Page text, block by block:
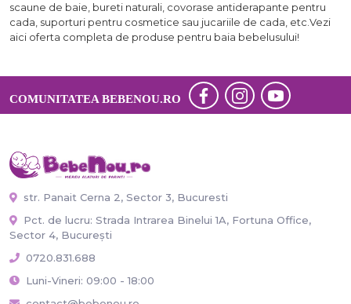
scaune de baie, bureti naturali, covorase antiderapante pentru
cada, suporturi pentru cosmetice sau jucariile de cada, etc.Vezi
aici oferta completa de produse pentru baia bebelusului!
COMUNITATEA BEBENOU.RO
str. Panait Cerna 2, Sector 3, Bucuresti
Pct. de lucru: Strada Intrarea Binelui 1A, Fortuna Office,
Sector 4, București
0720.831.688
Luni-Vineri: 09:00 - 18:00